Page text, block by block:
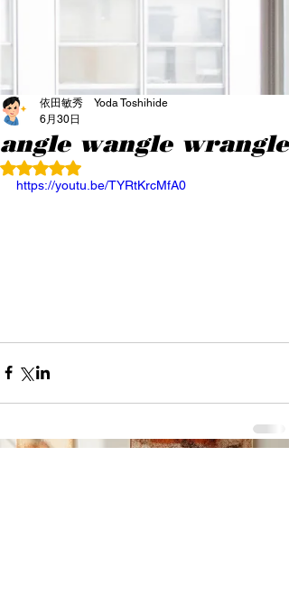
angle wangle wrangle
依田敏秀 Yoda Toshihide
6月30日
5つ星のうちNaNと評価されています。
https://youtu.be/TYRtKrcMfA0